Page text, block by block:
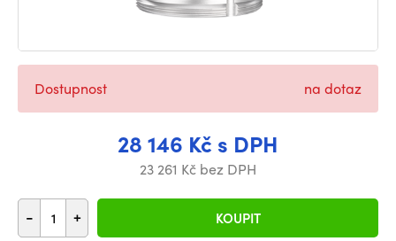
28 146 Kč s DPH
23 261 Kč bez DPH
- + KOUPIT
Dostupnost na dotaz